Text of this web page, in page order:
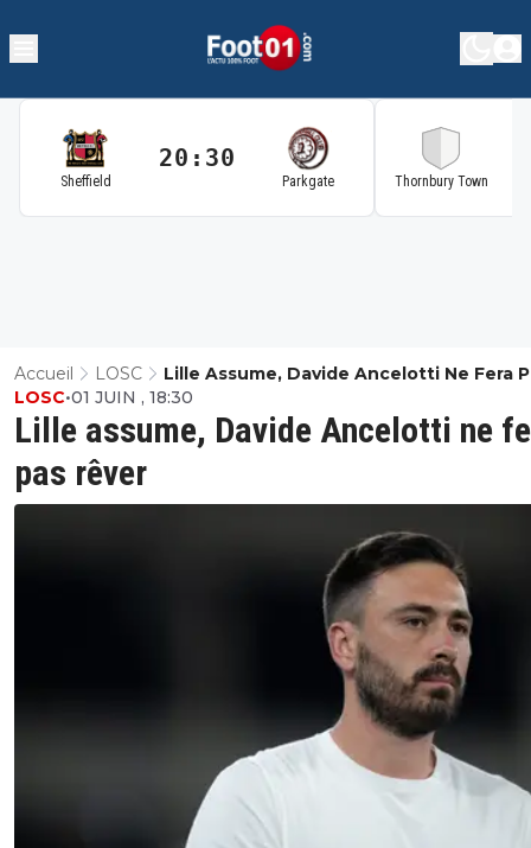
Sheffield
20:30
Parkgate Thornbury Town
Accueil LOSC
Lille Assume, Davide Ancelotti Ne Fera
Rêver
Lille assume, Davide Ancelotti ne
pas rêver
LOSC•01 JUIN , 18:30